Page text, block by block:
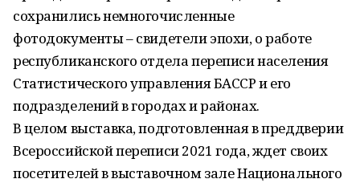
сохранились немногочисленные
фотодокументы – свидетели эпохи, о работе
республиканского отдела переписи населения
Статистического управления БАССР и его
подразделений в городах и районах.
В целом выставка, подготовленная в преддверии
Всероссийской переписи 2021 года, ждет своих
посетителей в выставочном зале Национального